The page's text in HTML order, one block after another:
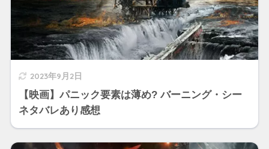
2023年9月2日
【映画】パニック要素は薄め? バーニング・シー
ネタバレあり感想